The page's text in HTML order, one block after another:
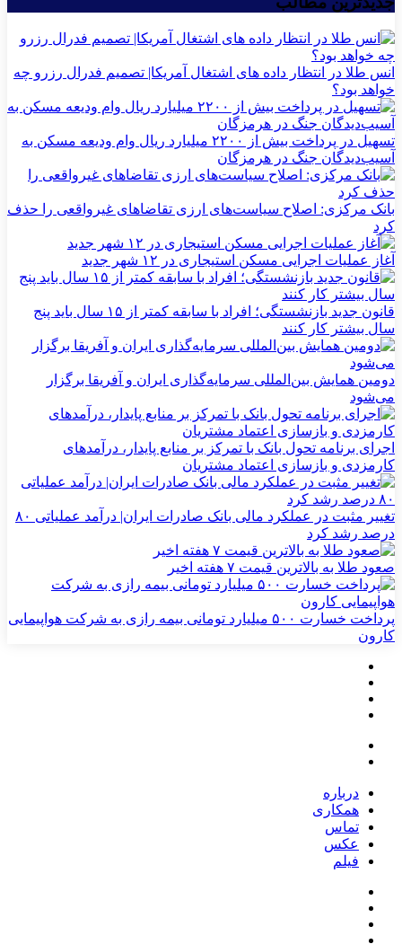
انس طلا در انتظار داده های اشتغال آمریکا| تصمیم فدرال رزرو چه
خواهد بود؟
تسهیل در پرداخت بیش از ۲۲۰۰ میلیارد ریال وام ودیعه مسکن به
آسیب‌دیدگان جنگ در هرمزگان
بانک مرکزی: اصلاح سیاست‌های ارزی تقاضاهای غیرواقعی را حذف
کرد
آغاز عملیات اجرایی مسکن استیجاری در ۱۲ شهر جدید
قانون جدید بازنشستگی؛ افراد با سابقه کمتر از ۱۵ سال باید پنج
سال بیشتر کار کنند
دومین همایش بین‌المللی سرمایه‌گذاری ایران و آفریقا برگزار
می‌شود
اجرای برنامه تحول بانک با تمرکز بر منابع پایدار، درآمدهای
کارمزدی و بازسازی اعتماد مشتریان
تغییر مثبت در عملکرد مالی بانک صادرات ایران| درآمد عملیاتی ۸۰
درصد رشد کرد
صعود طلا به بالاترین قیمت ۷ هفته اخیر
پرداخت خسارت ۵۰۰ میلیارد تومانی بیمه رازی به شرکت هواپیمایی
کارون
درباره
همکاری
تماس
عکس
فیلم